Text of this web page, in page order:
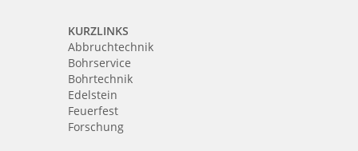
KURZLINKS
Abbruchtechnik
Bohrservice
Bohrtechnik
Edelstein
Feuerfest
Forschung